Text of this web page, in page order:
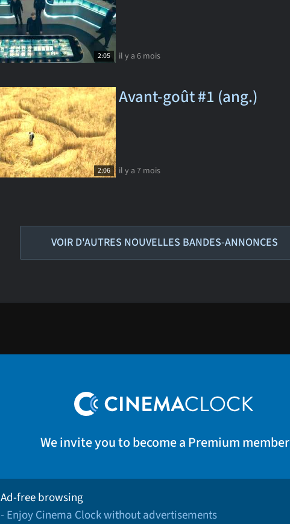
2:05 il y a 6 mois
2:06
Avant-goût #1 (ang.)
il y a 7 mois
VOIR D'AUTRES NOUVELLES BANDES-ANNONCES
We invite you to become a Premium member
Ad-free browsing
- Enjoy Cinema Clock without advertisements